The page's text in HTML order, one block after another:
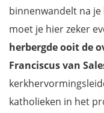
binnenwandelt na je
moet je hier zeker
herbergde ooit de
Franciscus van
katholieken in het